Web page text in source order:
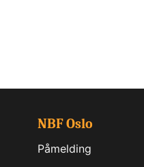
NBF Oslo
Påmelding